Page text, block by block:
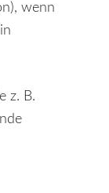
wenn
z. B.